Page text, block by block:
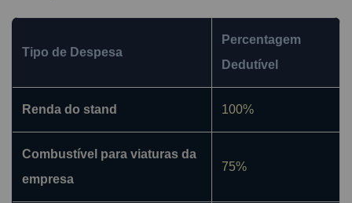
Tipo de Despesa
Percentagem
Dedutível
Renda do stand 100%
Combustível para viaturas da
empresa
75%